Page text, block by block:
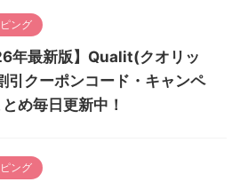
ング
年最新版】Qualit(クオリッ
引クーポンコード・キャンペ
め毎日更新中！
ング